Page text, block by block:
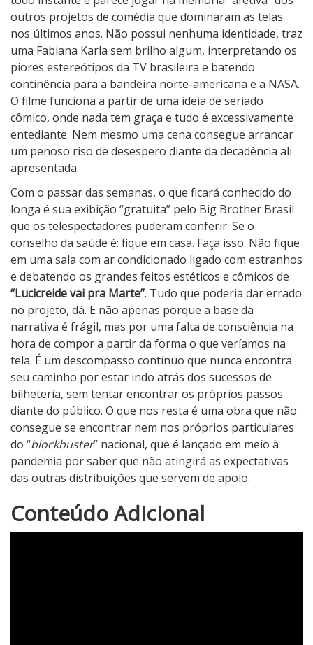
outros projetos de comédia que dominaram as telas
nos últimos anos. Não possui nenhuma identidade, traz
uma Fabiana Karla sem brilho algum, interpretando os
piores estereótipos da TV brasileira e batendo
continência para a bandeira norte-americana e a NASA.
O filme funciona a partir de uma ideia de seriado
cômico, onde nada tem graça e tudo é excessivamente
entediante. Nem mesmo uma cena consegue arrancar
um penoso riso de desespero diante da decadência ali
apresentada.
Com o passar das semanas, o que ficará conhecido do
longa é sua exibição “gratuita” pelo Big Brother Brasil
que os telespectadores puderam conferir. Se o
conselho da saúde é: fique em casa. Faça isso. Não fique
em uma sala com ar condicionado ligado com estranhos
e debatendo os grandes feitos estéticos e cômicos de
“Lucicreide vai pra Marte”. Tudo que poderia dar errado
no projeto, dá. E não apenas porque a base da
narrativa é frágil, mas por uma falta de consciência na
hora de compor a partir da forma o que veríamos na
tela. É um descompasso contínuo que nunca encontra
seu caminho por estar indo atrás dos sucessos de
bilheteria, sem tentar encontrar os próprios passos
diante do público. O que nos resta é uma obra que não
consegue se encontrar nem nos próprios particulares
do “blockbuster” nacional, que é lançado em meio à
pandemia por saber que não atingirá as expectativas
das outras distribuições que servem de apoio.
N
o
Conteúdo Adicional